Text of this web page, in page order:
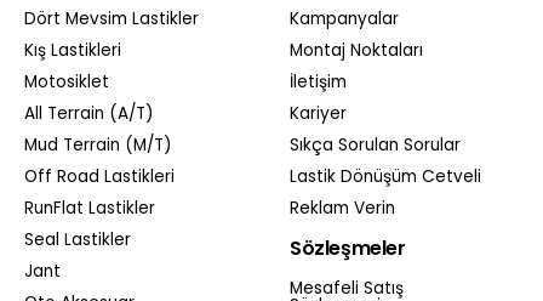
Dört Mevsim Lastikler
Kış Lastikleri
Motosiklet
All Terrain (A/T)
Mud Terrain (M/T)
Off Road Lastikleri
RunFlat Lastikler
Seal Lastikler
Jant
Kampanyalar
Montaj Noktaları
İletişim
Kariyer
Sıkça Sorulan Sorular
Lastik Dönüşüm Cetveli
Reklam Verin
Sözleşmeler
Mesafeli Satış